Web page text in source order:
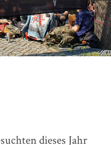
dieses Jahr